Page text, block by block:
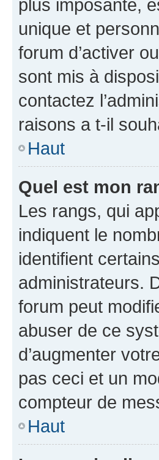
plus imposante,
unique et
forum d’activer
sont mis à
contactez
raisons a t-il
Haut
Quel est mon
Les rangs, qui
indiquent le
identifient
administrateurs.
forum peut
abuser de ce
d’augmenter
pas ceci et un
compteur de
Haut